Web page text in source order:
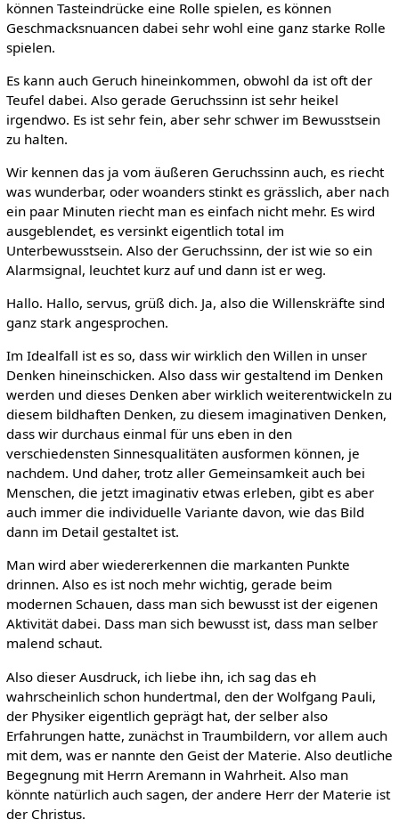
können Tasteindrücke eine Rolle spielen, es können
Geschmacksnuancen dabei sehr wohl eine ganz starke Rolle
spielen.
Es kann auch Geruch hineinkommen, obwohl da ist oft der
Teufel dabei. Also gerade Geruchssinn ist sehr heikel
irgendwo. Es ist sehr fein, aber sehr schwer im Bewusstsein
zu halten.
Wir kennen das ja vom äußeren Geruchssinn auch, es riecht
was wunderbar, oder woanders stinkt es grässlich, aber nach
ein paar Minuten riecht man es einfach nicht mehr. Es wird
ausgeblendet, es versinkt eigentlich total im
Unterbewusstsein. Also der Geruchssinn, der ist wie so ein
Alarmsignal, leuchtet kurz auf und dann ist er weg.
Hallo. Hallo, servus, grüß dich. Ja, also die Willenskräfte sind
ganz stark angesprochen.
Im Idealfall ist es so, dass wir wirklich den Willen in unser
Denken hineinschicken. Also dass wir gestaltend im Denken
werden und dieses Denken aber wirklich weiterentwickeln zu
diesem bildhaften Denken, zu diesem imaginativen Denken,
dass wir durchaus einmal für uns eben in den
verschiedensten Sinnesqualitäten ausformen können, je
nachdem. Und daher, trotz aller Gemeinsamkeit auch bei
Menschen, die jetzt imaginativ etwas erleben, gibt es aber
auch immer die individuelle Variante davon, wie das Bild
dann im Detail gestaltet ist.
Man wird aber wiedererkennen die markanten Punkte
drinnen. Also es ist noch mehr wichtig, gerade beim
modernen Schauen, dass man sich bewusst ist der eigenen
Aktivität dabei. Dass man sich bewusst ist, dass man selber
malend schaut.
Also dieser Ausdruck, ich liebe ihn, ich sag das eh
wahrscheinlich schon hundertmal, den der Wolfgang Pauli,
der Physiker eigentlich geprägt hat, der selber also
Erfahrungen hatte, zunächst in Traumbildern, vor allem auch
mit dem, was er nannte den Geist der Materie. Also deutliche
Begegnung mit Herrn Aremann in Wahrheit. Also man
könnte natürlich auch sagen, der andere Herr der Materie ist
der Christus.